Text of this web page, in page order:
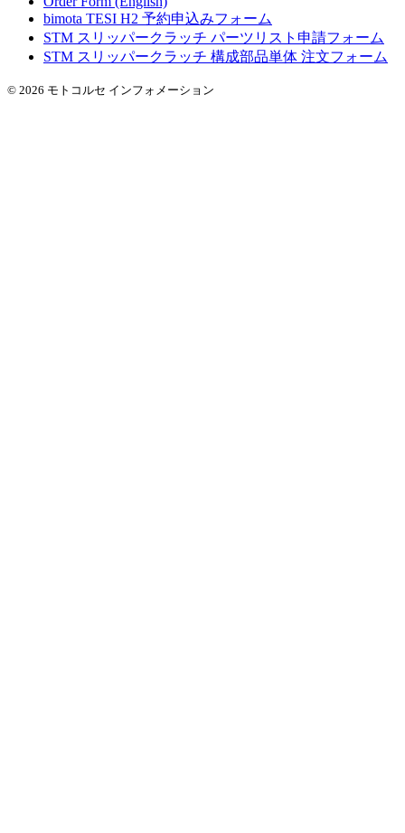
bimota TESI H2 予約申込みフォーム
STM スリッパークラッチ パーツリスト申請フォーム
STM スリッパークラッチ 構成部品単体 注文フォーム
© 2026 モトコルセ インフォメーション